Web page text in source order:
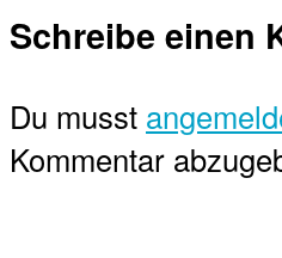
Schreibe einen
Du musst
Kommentar